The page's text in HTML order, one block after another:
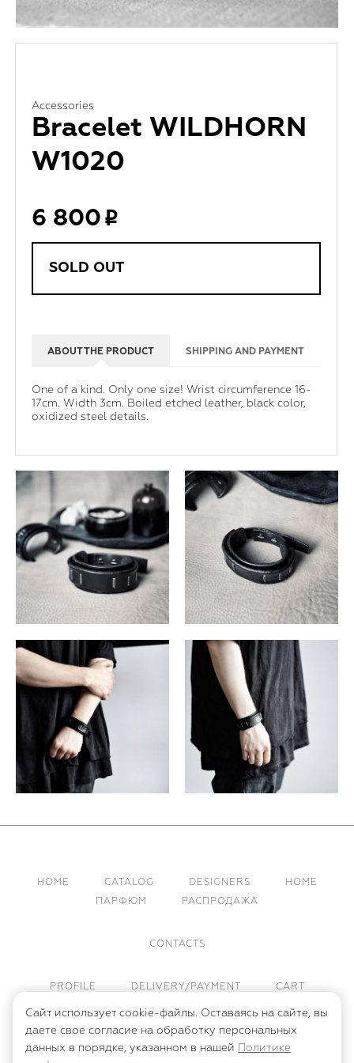
Accessories
Bracelet WILDHORN
W1020
6 800
SOLD OUT
ABOUT THE PRODUCT SHIPPING AND PAYMENT
One of a kind. Only one size! Wrist circumference 16-
17cm. Width 3cm. Boiled etched leather, black color,
oxidized steel details.
HOME CATALOG DESIGNERS
HOME
ПАРФЮМ
РАСПРОДАЖА
CONTACTS
PROFILE DELIVERY/PAYMENT CART
ПУБЛИЧНАЯ ОФЕРТА
ПОЛИТИКА КОНФИДЕНЦИАЛЬНОСТИ
Сайт использует cookie-файлы. Оставаясь на сайте, вы
даете свое согласие на обработку персональных
данных в порядке, указанном в нашей Политике